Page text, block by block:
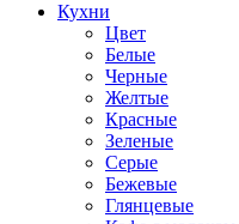
Кухни
Цвет
Белые
Черные
Желтые
Красные
Зеленые
Серые
Бежевые
Глянцевые